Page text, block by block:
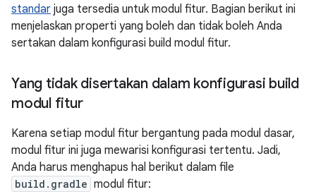
standar juga tersedia untuk modul fitur. Bagian berikut ini
menjelaskan properti yang boleh dan tidak boleh Anda
sertakan dalam konfigurasi build modul fitur.
Yang tidak disertakan dalam konfigurasi build
modul fitur
Karena setiap modul fitur bergantung pada modul dasar,
modul fitur ini juga mewarisi konfigurasi tertentu. Jadi,
Anda harus menghapus hal berikut dalam file
build.gradle modul fitur: